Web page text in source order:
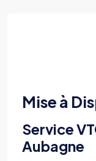
Mise à
Service
Aubagne